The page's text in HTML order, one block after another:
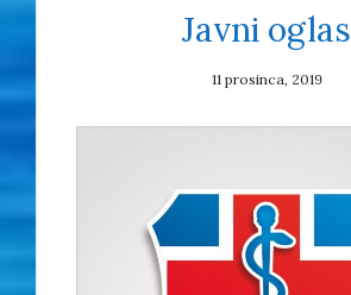
Javni oglas
11 prosinca, 2019